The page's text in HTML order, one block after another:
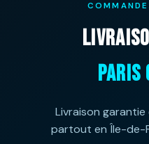
PARIS
Livraison garantie
partout en Île-de-